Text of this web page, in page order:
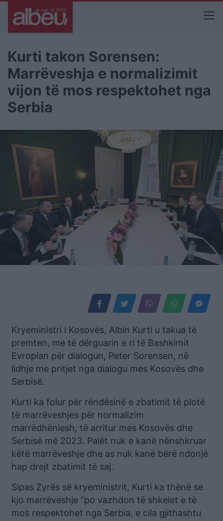
Kurti takon Sorensen:
Marrëveshja e normalizimit
vijon të mos respektohet nga
Serbia
Kryeministri i Kosovës, Albin Kurti u takua të
premten, me të dërguarin e ri të Bashkimit
Evropian për dialogun, Peter Sorensen, në
lidhje me pritjet nga dialogu mes Kosovës dhe
Serbisë.
Kurti ka folur për rëndësinë e zbatimit të plotë
të marrëveshjes për normalizim
marrëdhëniesh, të arritur mes Kosovës dhe
Serbisë më 2023. Palët nuk e kanë nënshkruar
këtë marrëveshje dhe as nuk kanë bërë ndonjë
hap drejt zbatimit të saj.
Sipas Zyrës së kryeministrit, Kurti ka thënë se
kjo marrëveshje “po vazhdon të shkelet e të
mos respektohet nga Serbia, e cila gjithashtu